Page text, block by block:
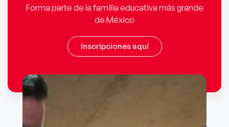
Forma parte de la familia educativa más grande
de México
Inscripciones aquí